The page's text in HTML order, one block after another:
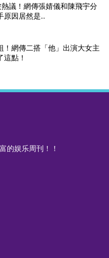
議！網傳張婧儀和陳飛宇分
原因居然是…
！網傳二搭「他」出演大女主
點！
的娱乐周刊！！